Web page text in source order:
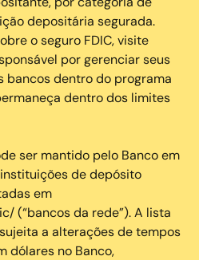
depositária segurada.
o seguro FDIC, visite
por gerenciar seus
bancos dentro do programa
dentro dos limites
ser mantido pelo Banco em
de depósito
em
(“bancos da rede”). A lista
a alterações de tempos
dólares no Banco,